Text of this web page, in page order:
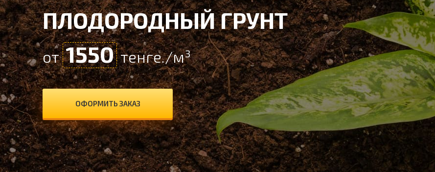
ПЛОДОРОДНЫЙ ГРУНТ
от1550тенге./м³
ОФОРМИТЬ ЗАКАЗ